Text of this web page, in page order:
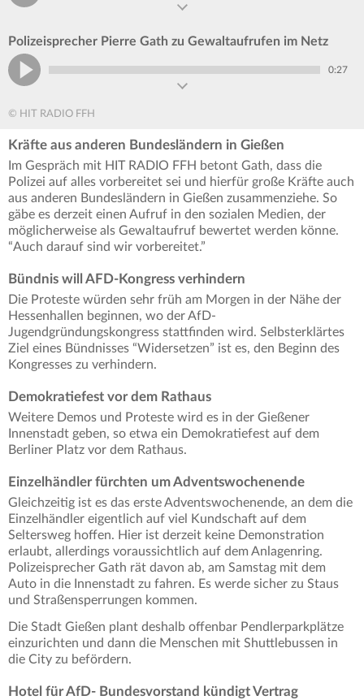
Polizeisprecher Pierre Gath zu Gewaltaufrufen im Netz
0:27
© HIT RADIO FFH
Kräfte aus anderen Bundesländern in Gießen
Im Gespräch mit HIT RADIO FFH betont Gath, dass die
Polizei auf alles vorbereitet sei und hierfür große Kräfte auch
aus anderen Bundesländern in Gießen zusammenziehe. So
gäbe es derzeit einen Aufruf in den sozialen Medien, der
möglicherweise als Gewaltaufruf bewertet werden könne.
“Auch darauf sind wir vorbereitet.”
Bündnis will AFD-Kongress verhindern
Die Proteste würden sehr früh am Morgen in der Nähe der
Hessenhallen beginnen, wo der AfD-
Jugendgründungskongress stattfinden wird. Selbsterklärtes
Ziel eines Bündnisses “Widersetzen” ist es, den Beginn des
Kongresses zu verhindern.
Demokratiefest vor dem Rathaus
Weitere Demos und Proteste wird es in der Gießener
Innenstadt geben, so etwa ein Demokratiefest auf dem
Berliner Platz vor dem Rathaus.
Einzelhändler fürchten um Adventswochenende
Gleichzeitig ist es das erste Adventswochenende, an dem die
Einzelhändler eigentlich auf viel Kundschaft auf dem
Seltersweg hoffen. Hier ist derzeit keine Demonstration
erlaubt, allerdings voraussichtlich auf dem Anlagenring.
Polizeisprecher Gath rät davon ab, am Samstag mit dem
Auto in die Innenstadt zu fahren. Es werde sicher zu Staus
und Straßensperrungen kommen.
Die Stadt Gießen plant deshalb offenbar Pendlerparkplätze
einzurichten und dann die Menschen mit Shuttlebussen in
die City zu befördern.
Hotel für AfD- Bundesvorstand kündigt Vertrag